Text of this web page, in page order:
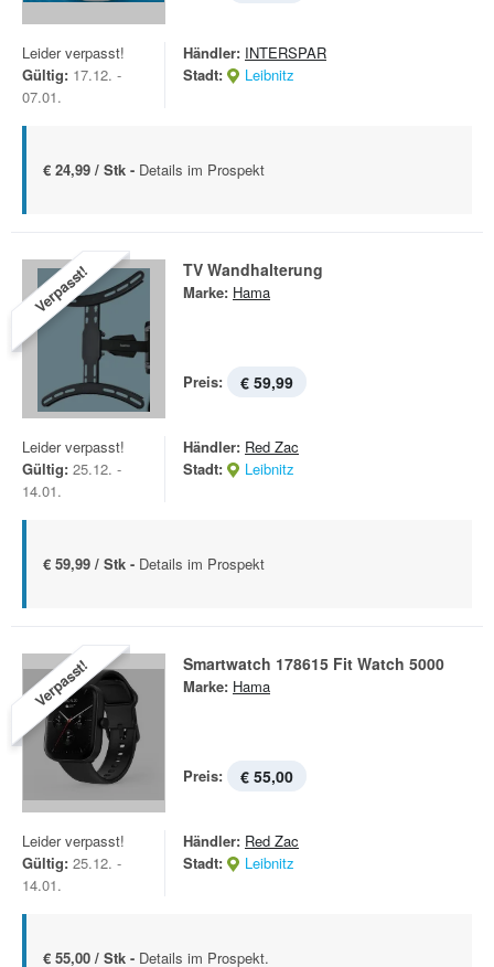
Leider verpasst!
Gültig: 17.12. -
07.01.
Händler: INTERSPAR
Stadt:
Leibnitz
€ 24,99 / Stk - Details im Prospekt
Verpasst! TV Wandhalterung
Marke: Hama
Preis: € 59,99
Leider verpasst!
Gültig: 25.12. -
14.01.
Händler: Red Zac
Stadt:
Leibnitz
€ 59,99 / Stk - Details im Prospekt
Verpasst! Smartwatch 178615 Fit Watch 5000
Marke: Hama
Preis: € 55,00
Leider verpasst!
Gültig: 25.12. -
14.01.
Händler: Red Zac
Stadt:
Leibnitz
€ 55,00 / Stk - Details im Prospekt.